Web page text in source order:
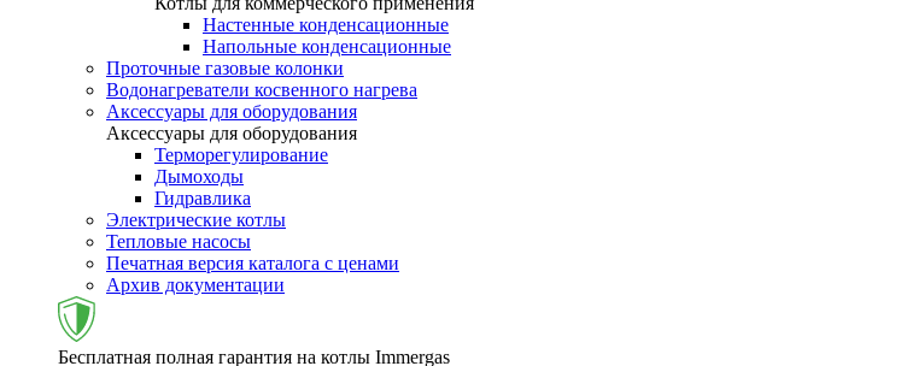
Настенные конденсационные
Напольные конденсационные
Проточные газовые колонки
Водонагреватели косвенного нагрева
Аксессуары для оборудования
Аксессуары для оборудования
Терморегулирование
Дымоходы
Гидравлика
Электрические котлы
Тепловые насосы
Печатная версия каталога с ценами
Архив документации
Бесплатная полная гарантия на котлы Immergas